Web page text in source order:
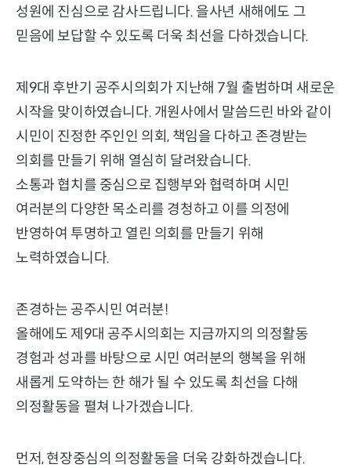
성원에 진심으로 감사드립니다. 을사년 새해에도 그
믿음에 보답할 수 있도록 더욱 최선을 다하겠습니다.
제9대 후반기 공주시의회가 지난해 7월 출범하며 새로운
시작을 맞이하였습니다. 개원사에서 말씀드린 바와 같이
시민이 진정한 주인인 의회, 책임을 다하고 존경받는
의회를 만들기 위해 열심히 달려왔습니다.
소통과 협치를 중심으로 집행부와 협력하며 시민
여러분의 다양한 목소리를 경청하고 이를 의정에
반영하여 투명하고 열린 의회를 만들기 위해
노력하였습니다.
존경하는 공주시민 여러분!
올해에도 제9대 공주시의회는 지금까지의 의정활동
경험과 성과를 바탕으로 시민 여러분의 행복을 위해
새롭게 도약하는 한 해가 될 수 있도록 최선을 다해
의정활동을 펼쳐 나가겠습니다.
먼저, 현장중심의 의정활동을 더욱 강화하겠습니다.